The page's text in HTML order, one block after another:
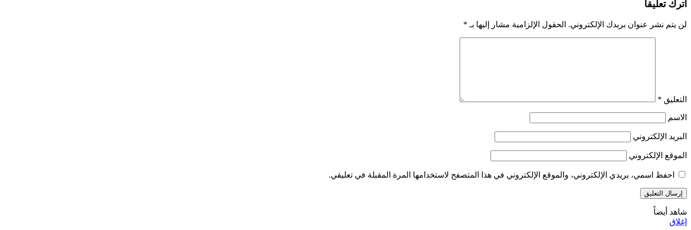
اترك تعليقاً
لن يتم نشر عنوان بريدك الإلكتروني. الحقول الإلزامية مشار إليها بـ *
التعليق *
الاسم
البريد الإلكتروني
الموقع الإلكتروني
احفظ اسمي، بريدي الإلكتروني، والموقع الإلكتروني في هذا المتصفح لاستخدامها المرة المقبلة في تعليقي.
شاهد أيضاً
إغلاق